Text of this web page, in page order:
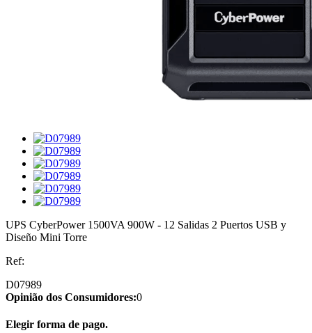
UPS CyberPower 1500VA 900W - 12 Salidas 2 Puertos USB y
Diseño Mini Torre
Ref:
D07989
Opinião dos Consumidores:0
Elegir forma de pago.